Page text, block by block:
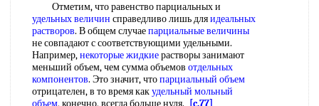
Отметим, что равенство парциальных и
удельных величин справедливо лишь дляидеальных
растворов. В общем случаепарциальные величины
не совпадают с соответствующими удельными.
Например,некоторые жидкиерастворы занимают
меньший объем, чем сумма объемов отдельных
компонентов. Это значит, чтопарциальный объем
отрицателен, в то время какудельный мольный
объем, конечно, всегда больше нуля.
[c.77]